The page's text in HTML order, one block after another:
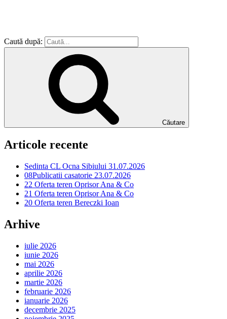
Caută după:
Căutare
Articole recente
Sedinta CL Ocna Sibiului 31.07.2026
08Publicatii casatorie 23.07.2026
22 Oferta teren Oprisor Ana & Co
21 Oferta teren Oprisor Ana & Co
20 Oferta teren Bereczki Ioan
Arhive
iulie 2026
iunie 2026
mai 2026
aprilie 2026
martie 2026
februarie 2026
ianuarie 2026
decembrie 2025